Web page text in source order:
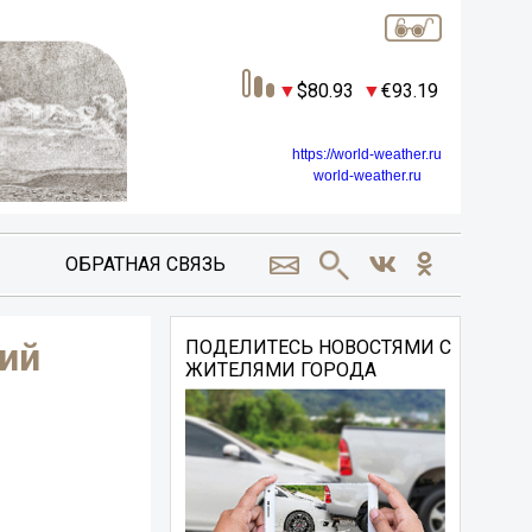
80.93 93.19
https://world-weather.ru
world-weather.ru
ОБРАТНАЯ СВЯЗЬ
ПОДЕЛИТЕСЬ НОВОСТЯМИ С
ЖИТЕЛЯМИ ГОРОДА